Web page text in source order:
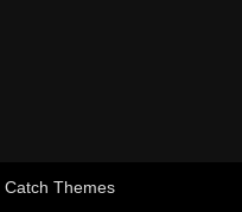
Catch Themes